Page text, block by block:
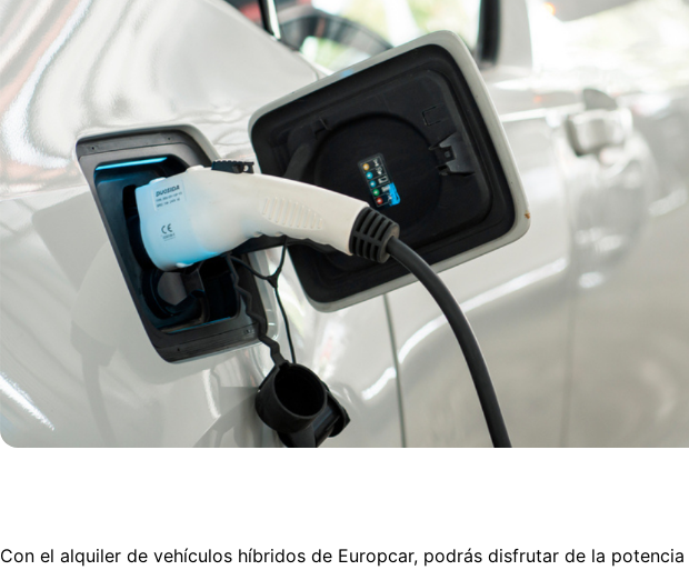
Con el alquiler de vehículos híbridos de Europcar, podrás disfrutar de la